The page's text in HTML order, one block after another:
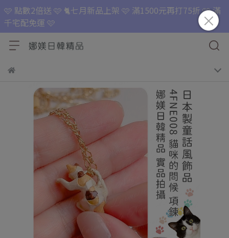
🩷 點數2倍送 🩷 🐈七月新品上架 🩷 滿1500元再打75折 🩷 滿
千宅配免運 🩷